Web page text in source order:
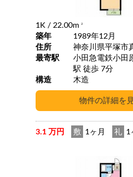
1K / 22.00m 2
築年
1989年12月
住所
神奈川県平塚市
最寄駅
小田急電鉄小田
駅 徒歩 7分
構造
木造
3.1 万円 敷 1ヶ月 礼 1